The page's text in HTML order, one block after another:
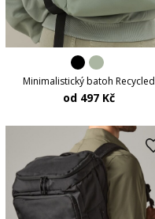
Minimalistický batoh Recycled
od 497 Kč